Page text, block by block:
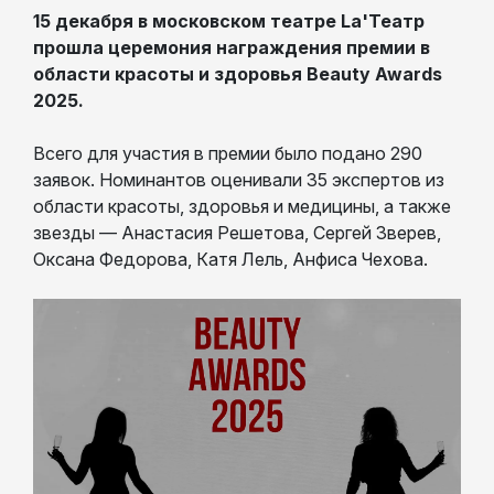
15 декабря в московском театре La'Театр
прошла церемония награждения премии в
области красоты и здоровья Beauty Awards
2025.
Всего для участия в премии было подано 290
заявок. Номинантов оценивали 35 экспертов из
области красоты, здоровья и медицины, а также
звезды — Анастасия Решетова, Сергей Зверев,
Оксана Федорова, Катя Лель, Анфиса Чехова.